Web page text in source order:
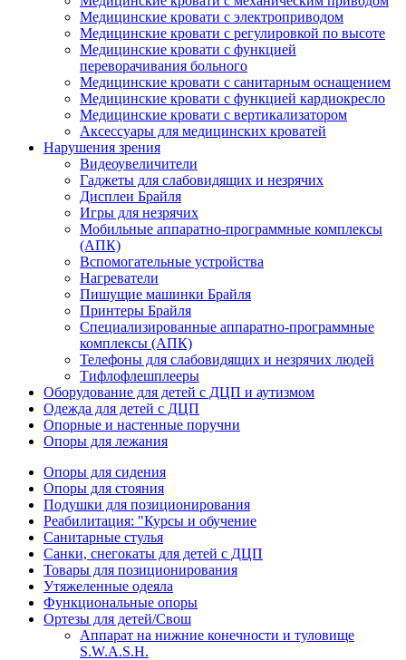
Медицинские кровати с электроприводом
Медицинские кровати с регулировкой по высоте
Медицинские кровати с функцией
переворачивания больного
Медицинские кровати с санитарным оснащением
Медицинские кровати с функцией кардиокресло
Медицинские кровати с вертикализатором
Аксессуары для медицинских кроватей
Нарушения зрения
Видеоувеличители
Гаджеты для слабовидящих и незрячих
Дисплеи Брайля
Игры для незрячих
Мобильные аппаратно-программные комплексы
(АПК)
Вспомогательные устройства
Нагреватели
Пишущие машинки Брайля
Принтеры Брайля
Специализированные аппаратно-программные
комплексы (АПК)
Телефоны для слабовидящих и незрячих людей
Тифлофлешплееры
Оборудование для детей с ДЦП и аутизмом
Одежда для детей с ДЦП
Опорные и настенные поручни
Опоры для лежания
Опоры для сидения
Опоры для стояния
Подушки для позиционирования
Реабилитация: "Курсы и обучение
Санитарные стулья
Санки, снегокаты для детей с ДЦП
Товары для позиционирования
Утяжеленные одеяла
Функциональные опоры
Ортезы для детей/Свош
Аппарат на нижние конечности и туловище
S.W.A.S.H.